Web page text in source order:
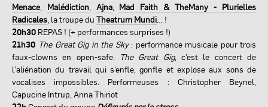
Menace
Malédiction, Ajna, Mad Faith & TheMany - Plurielles
Radicales , la troupe du Theatrum Mundi … !
20h30 REPAS ! (+ performances surprises !)
21h30 The Great Gig in the Sky: performance musicale pour trois
faux-clowns en open-safe.
The Great Gig, c’est le concert de
l’aliénation du travail qui s’enfle, gonfle et explose aux sons de
vocalises impossibles. Performeuses : Christopher Beynel,
Capucine Intrup, Anna Thiriot